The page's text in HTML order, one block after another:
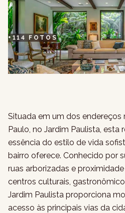
+ 114 FOTOS
Situada em um dos endereços
Paulo, no Jardim Paulista, esta
essência do estilo de vida
bairro oferece. Conhecido por
ruas arborizadas e
centros culturais,
Jardim Paulista proporciona
acesso às principais vias da